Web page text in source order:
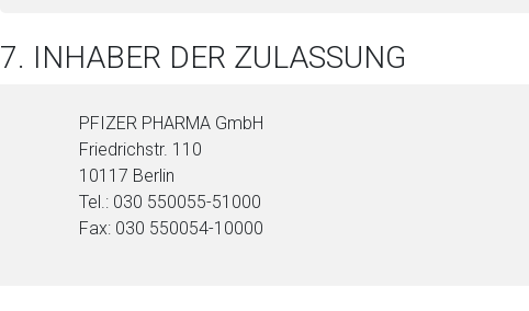
7. INHABER DER ZULASSUNG
PFIZER PHARMA GmbH
Friedrichstr. 110
10117 Berlin
Tel.: 030 550055-51000
Fax: 030 550054-10000